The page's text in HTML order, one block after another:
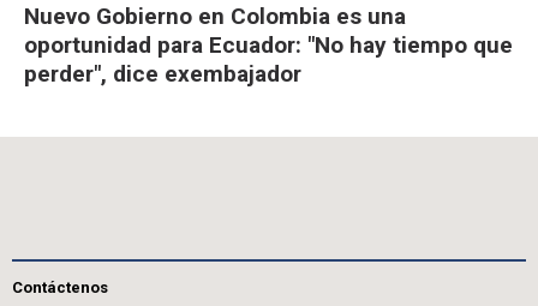
Nuevo Gobierno en Colombia es una
oportunidad para Ecuador: "No hay tiempo que
perder", dice exembajador
Contáctenos